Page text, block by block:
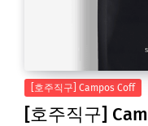
[호주직구] Campos Coff
[호주직구]